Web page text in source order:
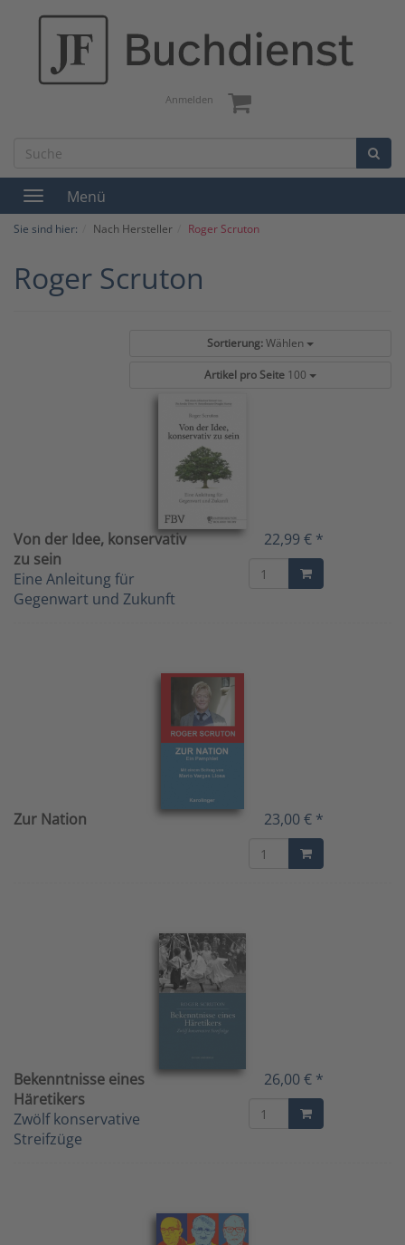
Anmelden
Toggle
navigation
Menü
Sie sind hier: Nach Hersteller Roger Scruton
Roger Scruton
Sortierung:Wählen
Artikel pro Seite 100
Von der Idee, konservativ
zu sein
Eine Anleitung für
Gegenwart und Zukunft
22,99 € *
Zur Nation 23,00 € *
Bekenntnisse eines
Häretikers
Zwölf konservative
Streifzüge
26,00 € *